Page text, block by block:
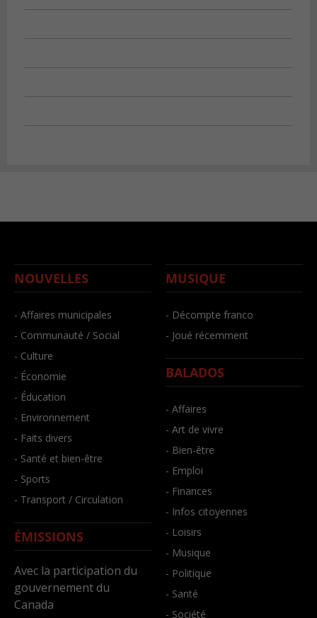
NOUVELLES
- Affaires municipales
- Communauté / Social
- Culture
- Économie
- Éducation
- Environnement
- Faits divers
- Santé et bien-être
- Sports
- Transport / Circulation
ÉMISSIONS
Avec la participation du
gouvernement du
Canada
MUSIQUE
- Décompte franco
- Joué récemment
BALADOS
- Affaires
- Art de vivre
- Bien-être
- Emploi
- Finances
- Infos citoyennes
- Loisirs
- Musique
- Politique
- Santé
- Société